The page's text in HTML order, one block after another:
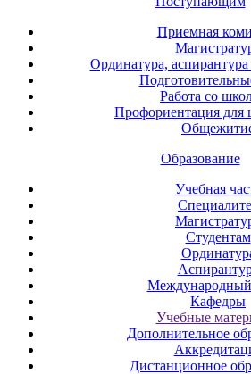
Приемная
Ординатура, аспирантура
Работа со
Профориентация для
Образование
Учебная
Студентам
Международный
Кафедры
Учебные
Дополнительное
Дистанционное